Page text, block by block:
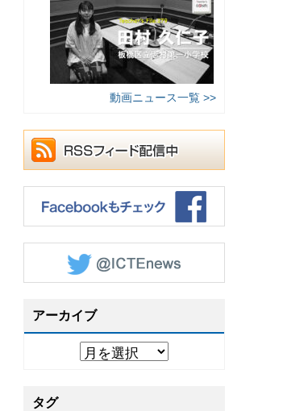
動画ニュース一覧 >>
アーカイブ
タグ